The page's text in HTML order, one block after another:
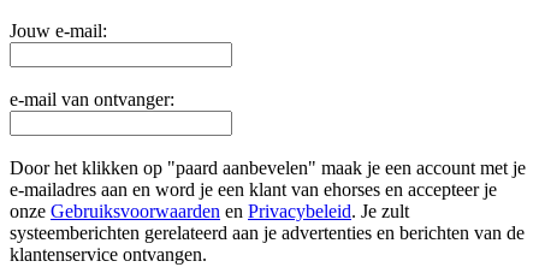
Jouw e-mail:
e-mail van ontvanger:
Door het klikken op "paard aanbevelen" maak je een account met je
e-mailadres aan en word je een klant van ehorses en accepteer je
onze Gebruiksvoorwaarden en Privacybeleid. Je zult
systeemberichten gerelateerd aan je advertenties en berichten van de
klantenservice ontvangen.